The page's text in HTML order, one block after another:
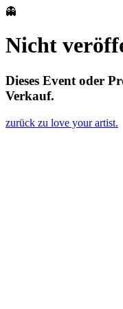
👻
Nicht
Dieses Event oder
Verkauf.
zurück zu love your artist.